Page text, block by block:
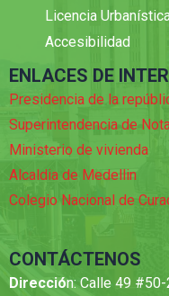
Licencia
Accesibilidad
ENLACES DE
Presidencia de la
Superintendencia de
Ministerio de vivienda
Alcaldia de Medellin
Colegio Nacional de
CONTÁCTENOS
Dirección: Calle 49